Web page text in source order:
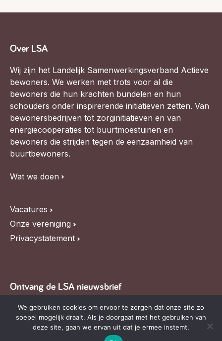
Over LSA
Wij zijn het Landelijk Samenwerkingsverband Actieve
bewoners. We werken met trots voor al die
bewoners die hun krachten bundelen en hun
schouders onder inspirerende initiatieven zetten. Van
bewonersbedrijven tot zorginitiatieven en van
energiecoöperaties tot buurtmoestuinen en
bewoners die strijden tegen de eenzaamheid van
buurtbewoners.
Wat we doen
Vacatures
Onze vereniging
Privacystatement
Ontvang de LSA nieuwsbrief
Blijf op de hoogte van LSA nieuws, de agenda en
relevante ontwikkelingen,schrijf je in voor onze
nieuwsbrief.
We gebruiken cookies om ervoor te zorgen dat onze site zo
soepel mogelijk draait. Als je doorgaat met het gebruiken van
deze site, gaan we ervan uit dat je ermee instemt.